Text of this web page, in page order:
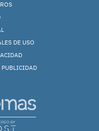
DE USO
PUBLICIDAD